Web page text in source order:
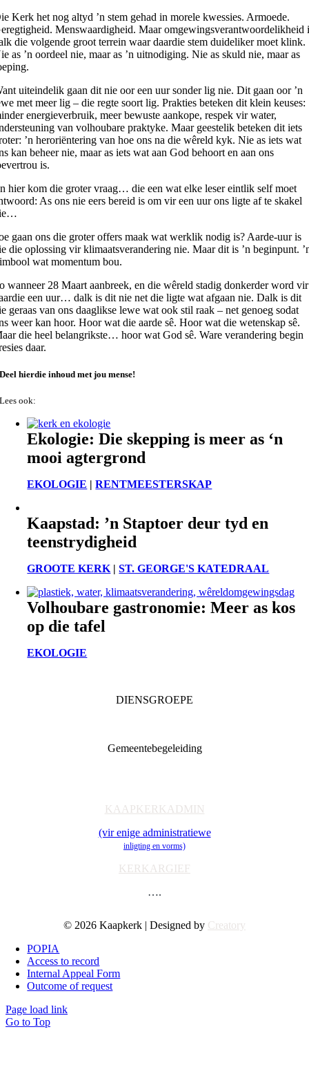
Kerk het nog altyd ’n stem gehad in morele kwessies. Armoede.
Menswaardigheid. Maar omgewingsverantwoordelikheid
die volgende groot terrein waar daardie stem duideliker moet klink.
as ’n oordeel nie, maar as ’n uitnodiging. Nie as skuld nie, maar as
uiteindelik gaan dit nie oor een uur sonder lig nie. Dit gaan oor ’n
met meer lig – die regte soort lig. Prakties beteken dit klein keuses:
energieverbruik, meer bewuste aankope, respek vir water,
van volhoubare praktyke. Maar geestelik beteken dit iets
’n heroriëntering van hoe ons na die wêreld kyk. Nie as iets wat
kan beheer nie, maar as iets wat aan God behoort en aan ons
is.
hier kom die groter vraag… die een wat elke leser eintlik self moet
As ons nie eers bereid is om vir een uur ons ligte af te skakel
gaan ons die groter offers maak wat werklik nodig is? Aarde-uur is
die oplossing vir klimaatsverandering nie. Maar dit is ’n beginpunt.
wat momentum bou.
wanneer 28 Maart aanbreek, en die wêreld stadig donkerder word vir
een uur… dalk is dit nie net die ligte wat afgaan nie. Dalk is dit
geraas van ons daaglikse lewe wat ook stil raak – net genoeg sodat
weer kan hoor. Hoor wat die aarde sê. Hoor wat die wetenskap sê.
die heel belangrikste… hoor wat God sê. Ware verandering begin
daar.
Deel hierdie inhoud met jou mense!
Lees ook:
Ekologie: Die skepping is meer as ‘n
mooi agtergrond
EKOLOGIE |RENTMEESTERSKAP
Kaapstad: ’n Staptoer deur tyd en
teenstrydigheid
GROOTE KERK |ST. GEORGE'S KATEDRAAL
Volhoubare gastronomie: Meer as kos
op die tafel
EKOLOGIE
DIENSGROEPE
Gemeentebegeleiding
KAAPKERKADMIN
(vir enige administratiewe
inligting en vorms)
KERKARGIEF
….
© 2026 Kaapkerk | Designed by Creatory
POPIA
Access to record
Internal Appeal Form
Outcome of request
Page load link
Go to Top